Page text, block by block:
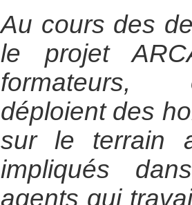
Au cours des
le projet
formateurs,
déploient des
sur le terrain
impliqués
agents qui